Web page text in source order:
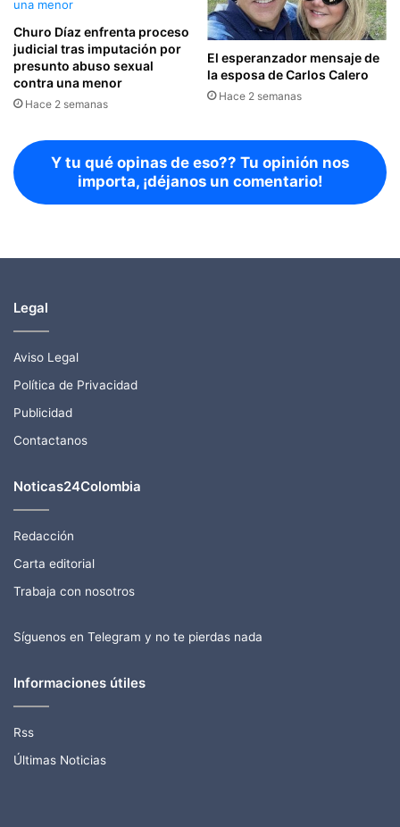
Churo Díaz enfrenta proceso
judicial tras imputación por
presunto abuso sexual
contra una menor
Hace 2 semanas
El esperanzador mensaje de
la esposa de Carlos Calero
Hace 2 semanas
Y tu qué opinas de eso?? Tu opinión nos
importa, ¡déjanos un comentario!
Legal
Aviso Legal
Política de Privacidad
Publicidad
Contactanos
Noticas24Colombia
Redacción
Carta editorial
Trabaja con nosotros
Síguenos en Telegram y no te pierdas nada
Informaciones útiles
Rss
Últimas Noticias